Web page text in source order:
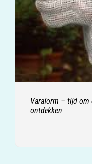
Varaform – tijd om
ontdekken